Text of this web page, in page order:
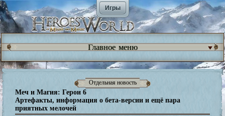
Игры
Главное меню
Отдельная новость
Меч и Магия: Герои 6
Артефакты, информация о бета-версии и ещё пара
приятных мелочей